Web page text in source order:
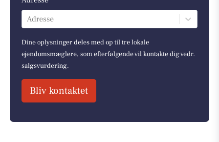
Adresse
Dine oplysninger deles med op til tre lokale
ejendomsmæglere, som efterfølgende vil kontakte dig vedr.
salgsvurdering.
Bliv kontaktet